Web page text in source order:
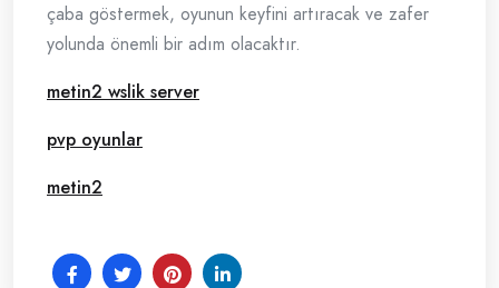
çaba göstermek, oyunun keyfini artıracak ve zafer
yolunda önemli bir adım olacaktır.
metin2 wslik server
pvp oyunlar
metin2